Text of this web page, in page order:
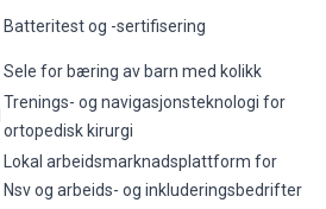
Batteritest og -sertifisering
Sele for bæring av barn med kolikk
Trenings- og navigasjonsteknologi for
ortopedisk kirurgi
Lokal arbeidsmarknadsplattform for
Nsv og arbeids- og inkluderingsbedrifter